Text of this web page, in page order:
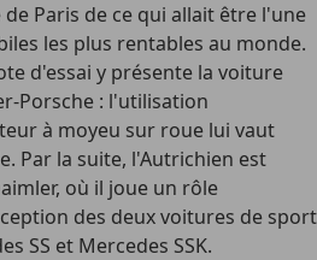
Paris de ce qui allait être l'une
les plus rentables au monde.
d'essai y présente la voiture
Porsche : l'utilisation
à moyeu sur roue lui vaut
Par la suite, l'Autrichien est
où il joue un rôle
des deux voitures de sport
SS et Mercedes SSK.